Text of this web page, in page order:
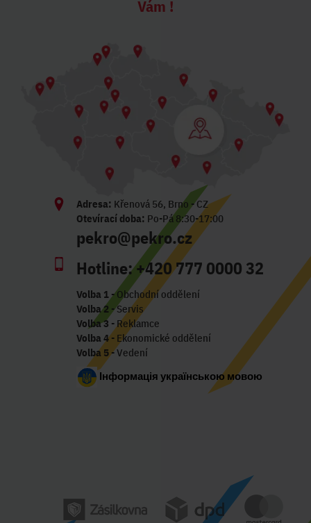
Vám !
Adresa: Křenová 56, Brno - CZ
Otevírací doba: Po-Pá 8:30-17:00
pekro@pekro.cz
Hotline:+420 777 0000 32
Volba 1- Obchodní oddělení
Volba 2 - Servis
Volba 3 - Reklamce
Volba 4- Ekonomické oddělení
Volba 5- Vedení
Інформація українською мовою